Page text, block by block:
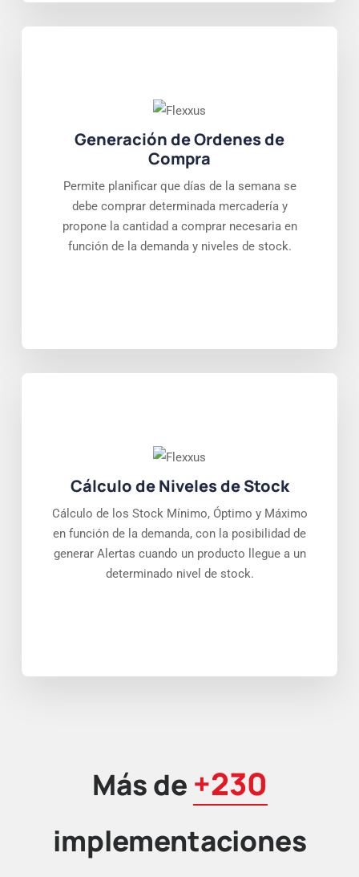
Generación de Ordenes de
Compra
Permite planificar que días de la semana se
debe comprar determinada mercadería y
propone la cantidad a comprar necesaria en
función de la demanda y niveles de stock.
Cálculo de Niveles de Stock
Cálculo de los Stock Mínimo, Óptimo y Máximo
en función de la demanda, con la posibilidad de
generar Alertas cuando un producto llegue a un
determinado nivel de stock.
Más de +230
implementaciones